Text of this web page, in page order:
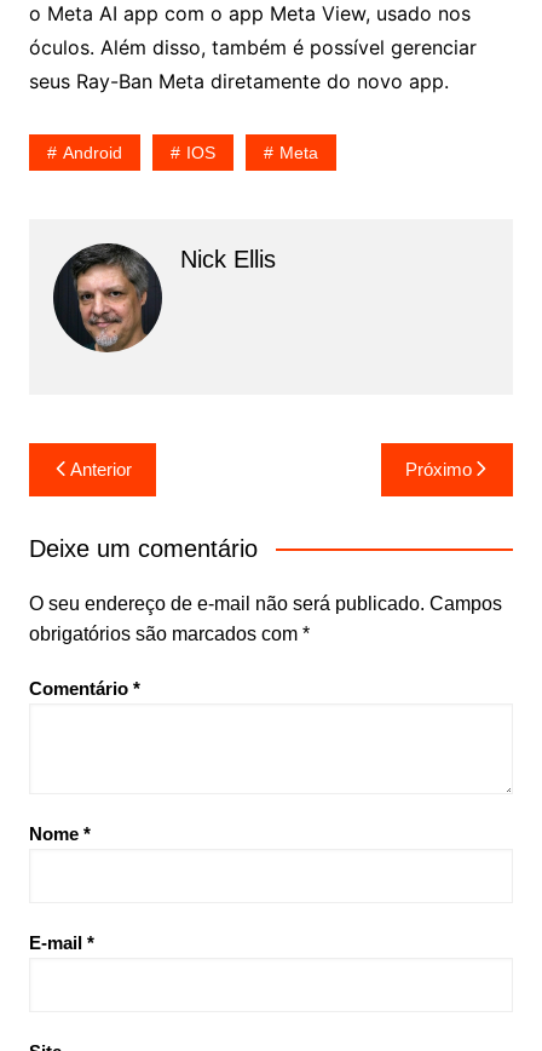
o Meta AI app com o app Meta View, usado nos
óculos. Além disso, também é possível gerenciar
seus Ray-Ban Meta diretamente do novo app.
Android IOS Meta
Nick Ellis
Navegação
de
Post
Anterior Próximo
Deixe um comentário
O seu endereço de e-mail não será publicado. Campos
obrigatórios são marcados com *
Comentário *
Nome *
E-mail *